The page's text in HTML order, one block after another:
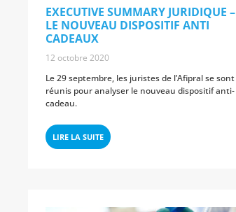
EXECUTIVE SUMMARY JURIDIQUE –
LE NOUVEAU DISPOSITIF ANTI
CADEAUX
12 octobre 2020
Le 29 septembre, les juristes de l’Afipral se sont
réunis pour analyser le nouveau dispositif anti-
cadeau.
LIRE LA SUITE